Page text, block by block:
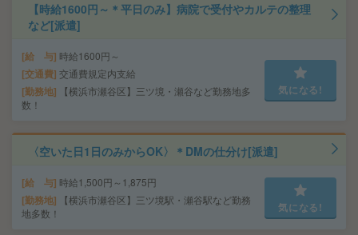
【時給1600円～＊平日のみ】病院で受付やカルテの整理
など[派遣]
給 与 時給1600円～
交通費 交通費規定内支給
勤務地
【横浜市瀬谷区】三ツ境・瀬谷など勤務地多
数！
気になる!
〈空いた日1日のみからOK〉＊DMの仕分け[派遣]
給 与 時給1,500円～1,875円
勤務地
【横浜市瀬谷区】三ツ境駅・瀬谷駅など勤務
地多数！
気になる!